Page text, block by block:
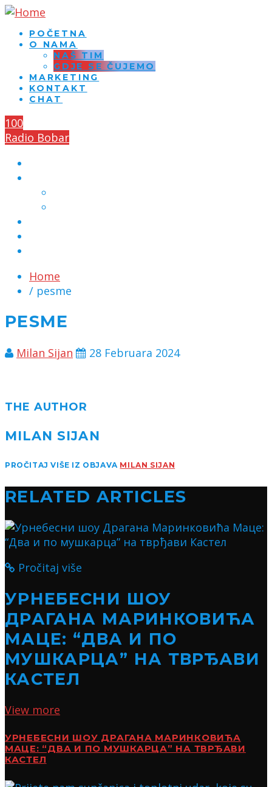
POČETNA
O NAMA
NAŠ TIM
GDJE SE ČUJEMO
MARKETING
KONTAKT
CHAT
100
Radio Bobar
Home
/ pesme
PESME
Milan Sijan 28 Februara 2024
THE AUTHOR
MILAN SIJAN
PROČITAJ VIŠE IZ OBJAVA MILAN SIJAN
RELATED ARTICLES
Pročitaj više
УРНЕБЕСНИ ШОУ
ДРАГАНА МАРИНКОВИЋА
МАЦЕ: “ДВА И ПО
МУШКАРЦА” НА ТВРЂАВИ
КАСТЕЛ
View more
УРНЕБЕСНИ ШОУ ДРАГАНА МАРИНКОВИЋА
МАЦЕ: “ДВА И ПО МУШКАРЦА” НА ТВРЂАВИ
КАСТЕЛ